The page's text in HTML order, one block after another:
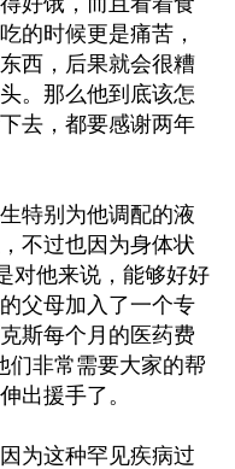
的时候更是痛苦，
西，后果就会很糟
。那么他到底该怎
去，都要感谢两年
特别为他调配的液
不过也因为身体状
对他来说，能够好好
父母加入了一个专
斯每个月的医药费
们非常需要大家的帮
出援手了。
为这种罕见疾病过